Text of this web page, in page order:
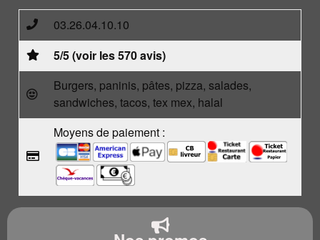
03.26.04.10.10
5/5 (voir les 570 avis)
Burgers, paninis, pâtes, pizza, salades,
sandwiches, tacos, tex mex, halal
Moyens de paiement :